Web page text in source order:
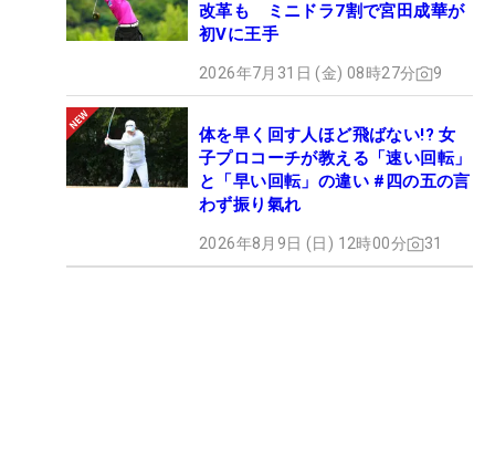
改革も ミニドラ7割で宮田成華が
初Vに王手
2026年7月31日 (金) 08時27分 9
体を早く回す人ほど飛ばない!? 女
子プロコーチが教える「速い回転」
と「早い回転」の違い #四の五の言
わず振り氣れ
2026年8月9日 (日) 12時00分 31